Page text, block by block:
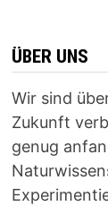
ÜBER UNS
Wir sind
Zukunft
genug